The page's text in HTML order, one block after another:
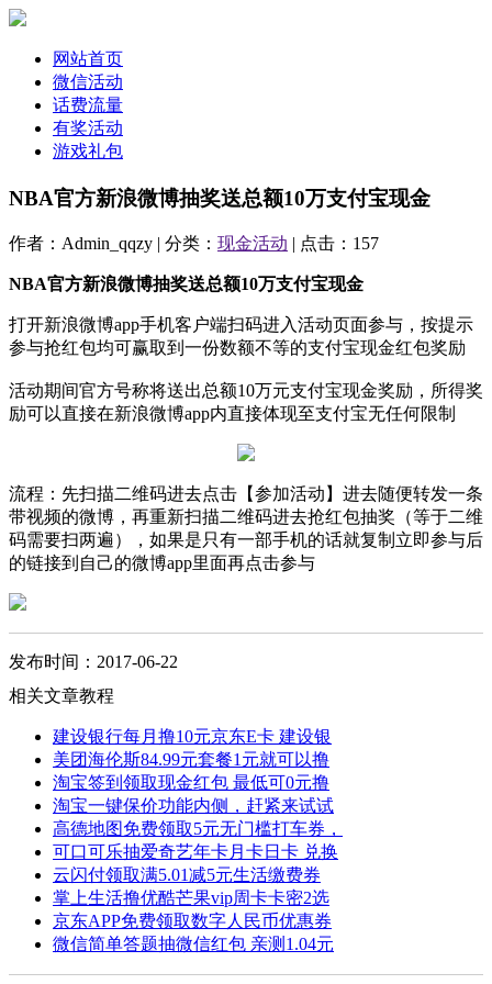
网站首页
微信活动
话费流量
有奖活动
游戏礼包
NBA官方新浪微博抽奖送总额10万支付宝现金
作者：Admin_qqzy | 分类： 现金活动 | 点击：157
NBA官方新浪微博抽奖送总额10万支付宝现金
打开新浪微博app手机客户端扫码进入活动页面参与，按提示
参与抢红包均可赢取到一份数额不等的支付宝现金红包奖励
活动期间官方号称将送出总额10万元支付宝现金奖励，所得奖
励可以直接在新浪微博app内直接体现至支付宝无任何限制
流程：先扫描二维码进去点击【参加活动】进去随便转发一条
带视频的微博，再重新扫描二维码进去抢红包抽奖（等于二维
码需要扫两遍），如果是只有一部手机的话就复制立即参与后
的链接到自己的微博app里面再点击参与
发布时间：2017-06-22
相关文章教程
建设银行每月撸10元京东E卡 建设银
美团海伦斯84.99元套餐1元就可以撸
淘宝签到领取现金红包 最低可0元撸
淘宝一键保价功能内侧，赶紧来试试
高德地图免费领取5元无门槛打车券，
可口可乐抽爱奇艺年卡月卡日卡 兑换
云闪付领取满5.01减5元生活缴费券
掌上生活撸优酷芒果vip周卡卡密2选
京东APP免费领取数字人民币优惠券
微信简单答题抽微信红包 亲测1.04元